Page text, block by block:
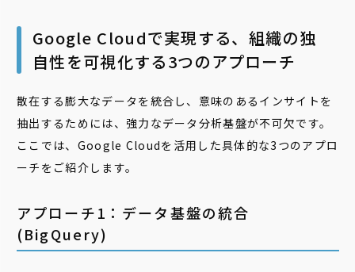
Google Cloudで実現する、組織の独
自性を可視化する3つのアプローチ
散在する膨大なデータを統合し、意味のあるインサイトを
抽出するためには、強力なデータ分析基盤が不可欠です。
ここでは、Google Cloudを活用した具体的な3つのアプロ
ーチをご紹介します。
アプローチ1：データ基盤の統合
(BigQuery)